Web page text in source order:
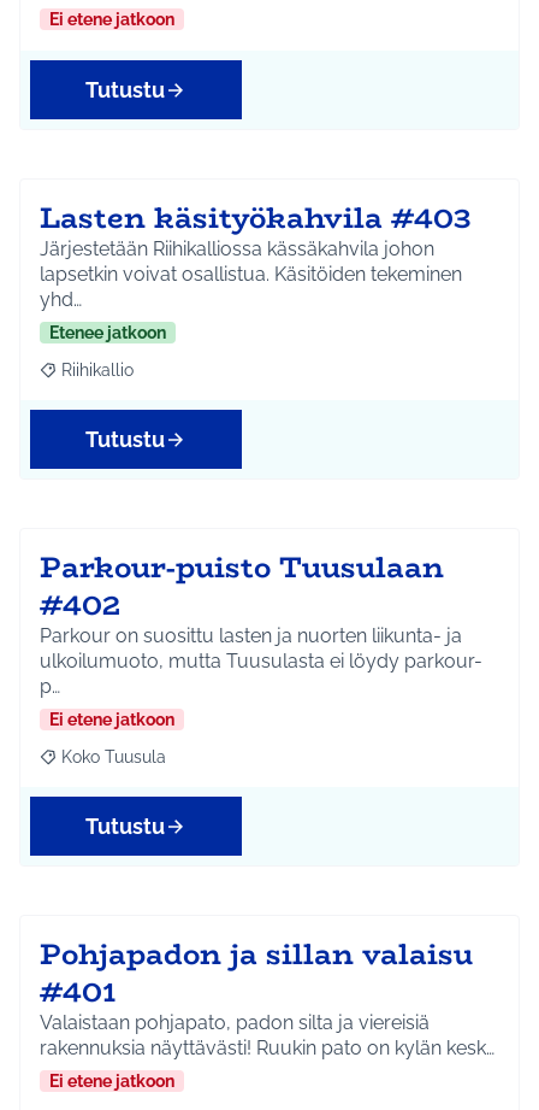
Ei etene jatkoon
Tutustu
Lasten käsityökahvila #403
Järjestetään Riihikalliossa kässäkahvila johon
lapsetkin voivat osallistua. Käsitöiden tekeminen
yhd…
Etenee jatkoon
Rajaa tulokset aihepiirin mukaan: Riihikallio
Riihikallio
Tutustu
Parkour-puisto Tuusulaan
#402
Parkour on suosittu lasten ja nuorten liikunta- ja
ulkoilumuoto, mutta Tuusulasta ei löydy parkour-
p…
Ei etene jatkoon
Rajaa tulokset aihepiirin mukaan: Koko Tuusula
Koko Tuusula
Tutustu
Pohjapadon ja sillan valaisu
#401
Valaistaan pohjapato, padon silta ja viereisiä
rakennuksia näyttävästi! Ruukin pato on kylän kesk…
Ei etene jatkoon